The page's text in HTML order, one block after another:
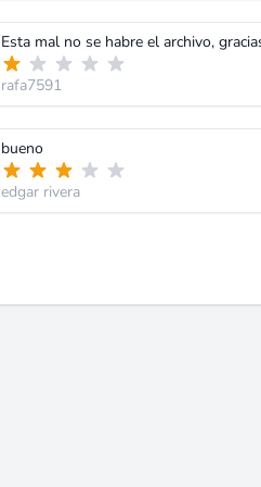
Esta mal no se habre el archivo,
rafa7591
bueno
edgar rivera